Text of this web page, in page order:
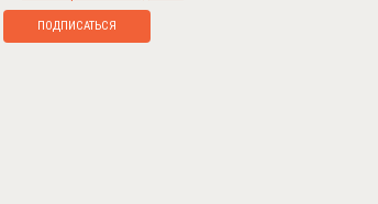
ПОДПИСАТЬСЯ